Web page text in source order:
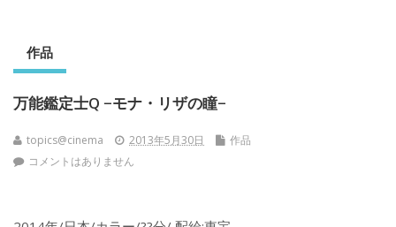
作品
万能鑑定士Q −モナ・リザの瞳−
topics@cinema 2013年5月30日
作品
コメントはありません